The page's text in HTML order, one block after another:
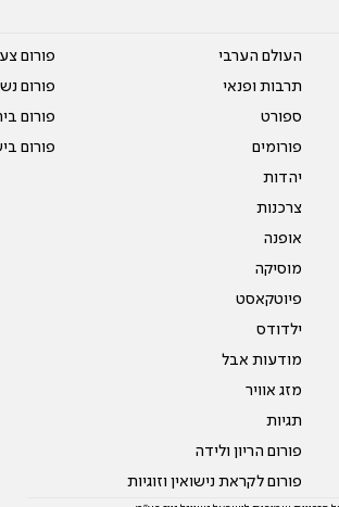
העולם הערבי
תרבות ופנאי
ספורט
פורומים
יהדות
צרכנות
אופנה
מוסיקה
פיוטקאסט
ילדודס
מודעות אבל
מזג אוויר
תגיות
פורום הריון ולידה
פורום לקראת נישואין וזוגיות
פורום
פורום
פורום
פורום